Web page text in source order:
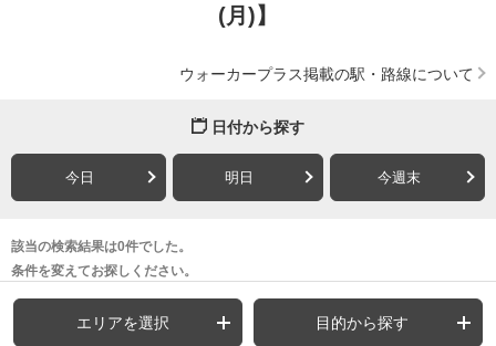
(月)】
ウォーカープラス掲載の駅・路線について
日付から探す
今日 明日 今週末
該当の検索結果は0件でした。
条件を変えてお探しください。
エリアを選択 目的から探す